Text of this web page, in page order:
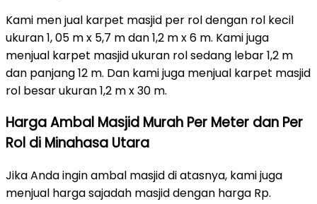
Kami men jual karpet masjid per rol dengan rol kecil
ukuran 1, 05 m x 5,7 m dan 1,2 m x 6 m. Kami juga
menjual karpet masjid ukuran rol sedang lebar 1,2 m
dan panjang 12 m. Dan kami juga menjual karpet masjid
rol besar ukuran 1,2 m x 30 m.
Harga Ambal Masjid Murah Per Meter dan Per
Rol di Minahasa Utara
Jika Anda ingin ambal masjid di atasnya, kami juga
menjual harga sajadah masjid dengan harga Rp.